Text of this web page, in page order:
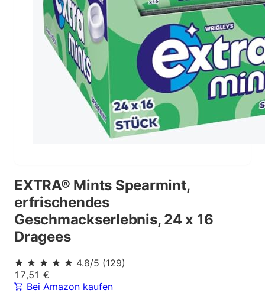
EXTRA® Mints Spearmint,
erfrischendes
Geschmackserlebnis, 24 x 16
Dragees
4.8/5 (129)
17,51 €
Bei Amazon kaufen